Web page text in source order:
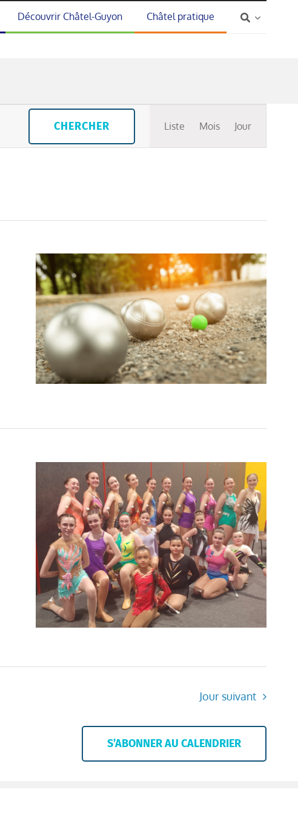
Découvrir Châtel-Guyon Châtel pratique
CHERCHER
de
Liste Mois Jour
Jour suivant
S’ABONNER AU CALENDRIER